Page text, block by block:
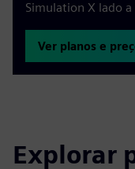
Simulation X lado a
Ver planos e
Explorar